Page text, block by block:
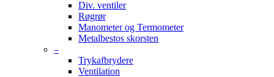
Div. ventiler
Røgrør
Manometer og Termometer
Metalbestos skorsten
–
Trykafbrydere
Ventilation